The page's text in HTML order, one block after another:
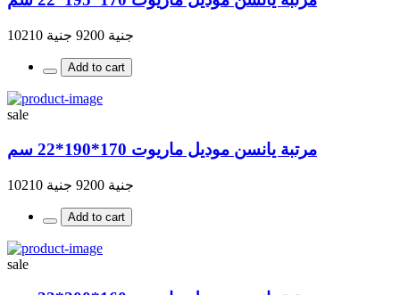
جنية 9200 جنية 10210
Add to cart
sale
مرتبة يانسن موديل ماريوت 170*190*22 سم
جنية 9200 جنية 10210
Add to cart
sale